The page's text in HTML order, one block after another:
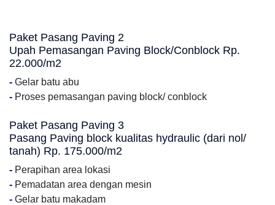
Paket Pasang Paving 2
Upah Pemasangan Paving Block/Conblock Rp.
22.000/m2
- Gelar batu abu
- Proses pemasangan paving block/ conblock
Paket Pasang Paving 3
Pasang Paving block kualitas hydraulic (dari nol/
tanah) Rp. 175.000/m2
- Perapihan area lokasi
- Pemadatan area dengan mesin
- Gelar batu makadam